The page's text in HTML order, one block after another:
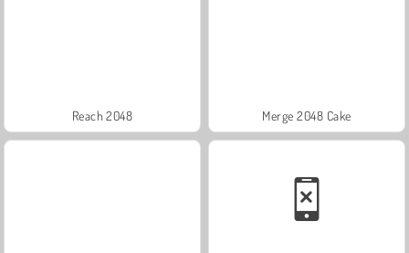
Reach 2048 Merge 2048 Cake